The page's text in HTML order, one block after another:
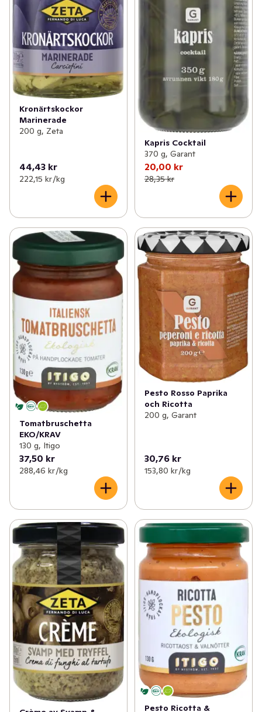
Kronärtskockor
Marinerade
200 g, Zeta
44,43 kr
222,15 kr /kg
Kapris Cocktail
370 g, Garant
20,00 kr
28,35 kr
Tomatbruschetta
EKO/KRAV
130 g, Itigo
37,50 kr
288,46 kr /kg
Pesto Rosso Paprika
och Ricotta
200 g, Garant
30,76 kr
153,80 kr /kg
Pesto Ricotta &